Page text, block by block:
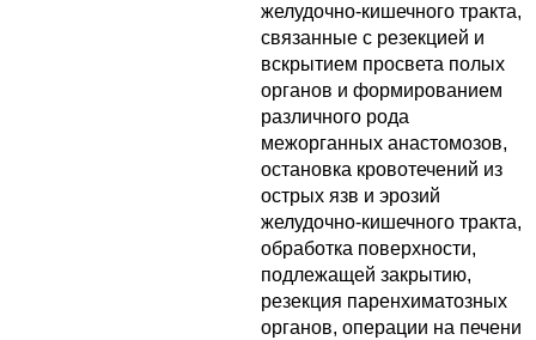
желудочно-кишечного тракта,
связанные с резекцией и
вскрытием просвета полых
органов и формированием
различного рода
межорганных анастомозов,
остановка кровотечений из
острых язв и эрозий
желудочно-кишечного тракта,
обработка поверхности,
подлежащей закрытию,
резекция паренхиматозных
органов, операции на печени